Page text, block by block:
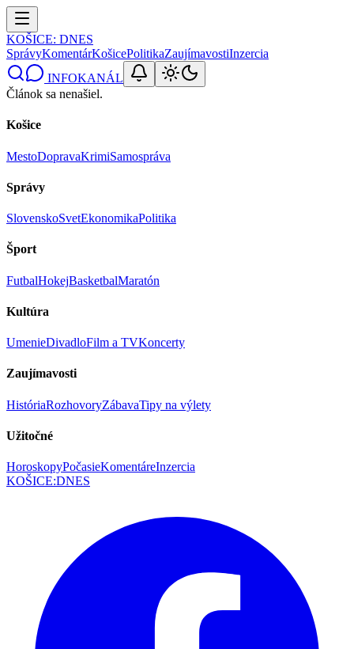
KOŠICE: DNES
SprávyKomentárKošicePolitikaZaujímavostiInzercia
INFOKANÁL
Článok sa nenašiel.
Košice
MestoDopravaKrimiSamospráva
Správy
SlovenskoSvetEkonomikaPolitika
Šport
FutbalHokejBasketbalMaratón
Kultúra
UmenieDivadloFilm a TVKoncerty
Zaujímavosti
HistóriaRozhovoryZábavaTipy na výlety
Užitočné
HoroskopyPočasieKomentáreInzercia
KOŠICE:DNES